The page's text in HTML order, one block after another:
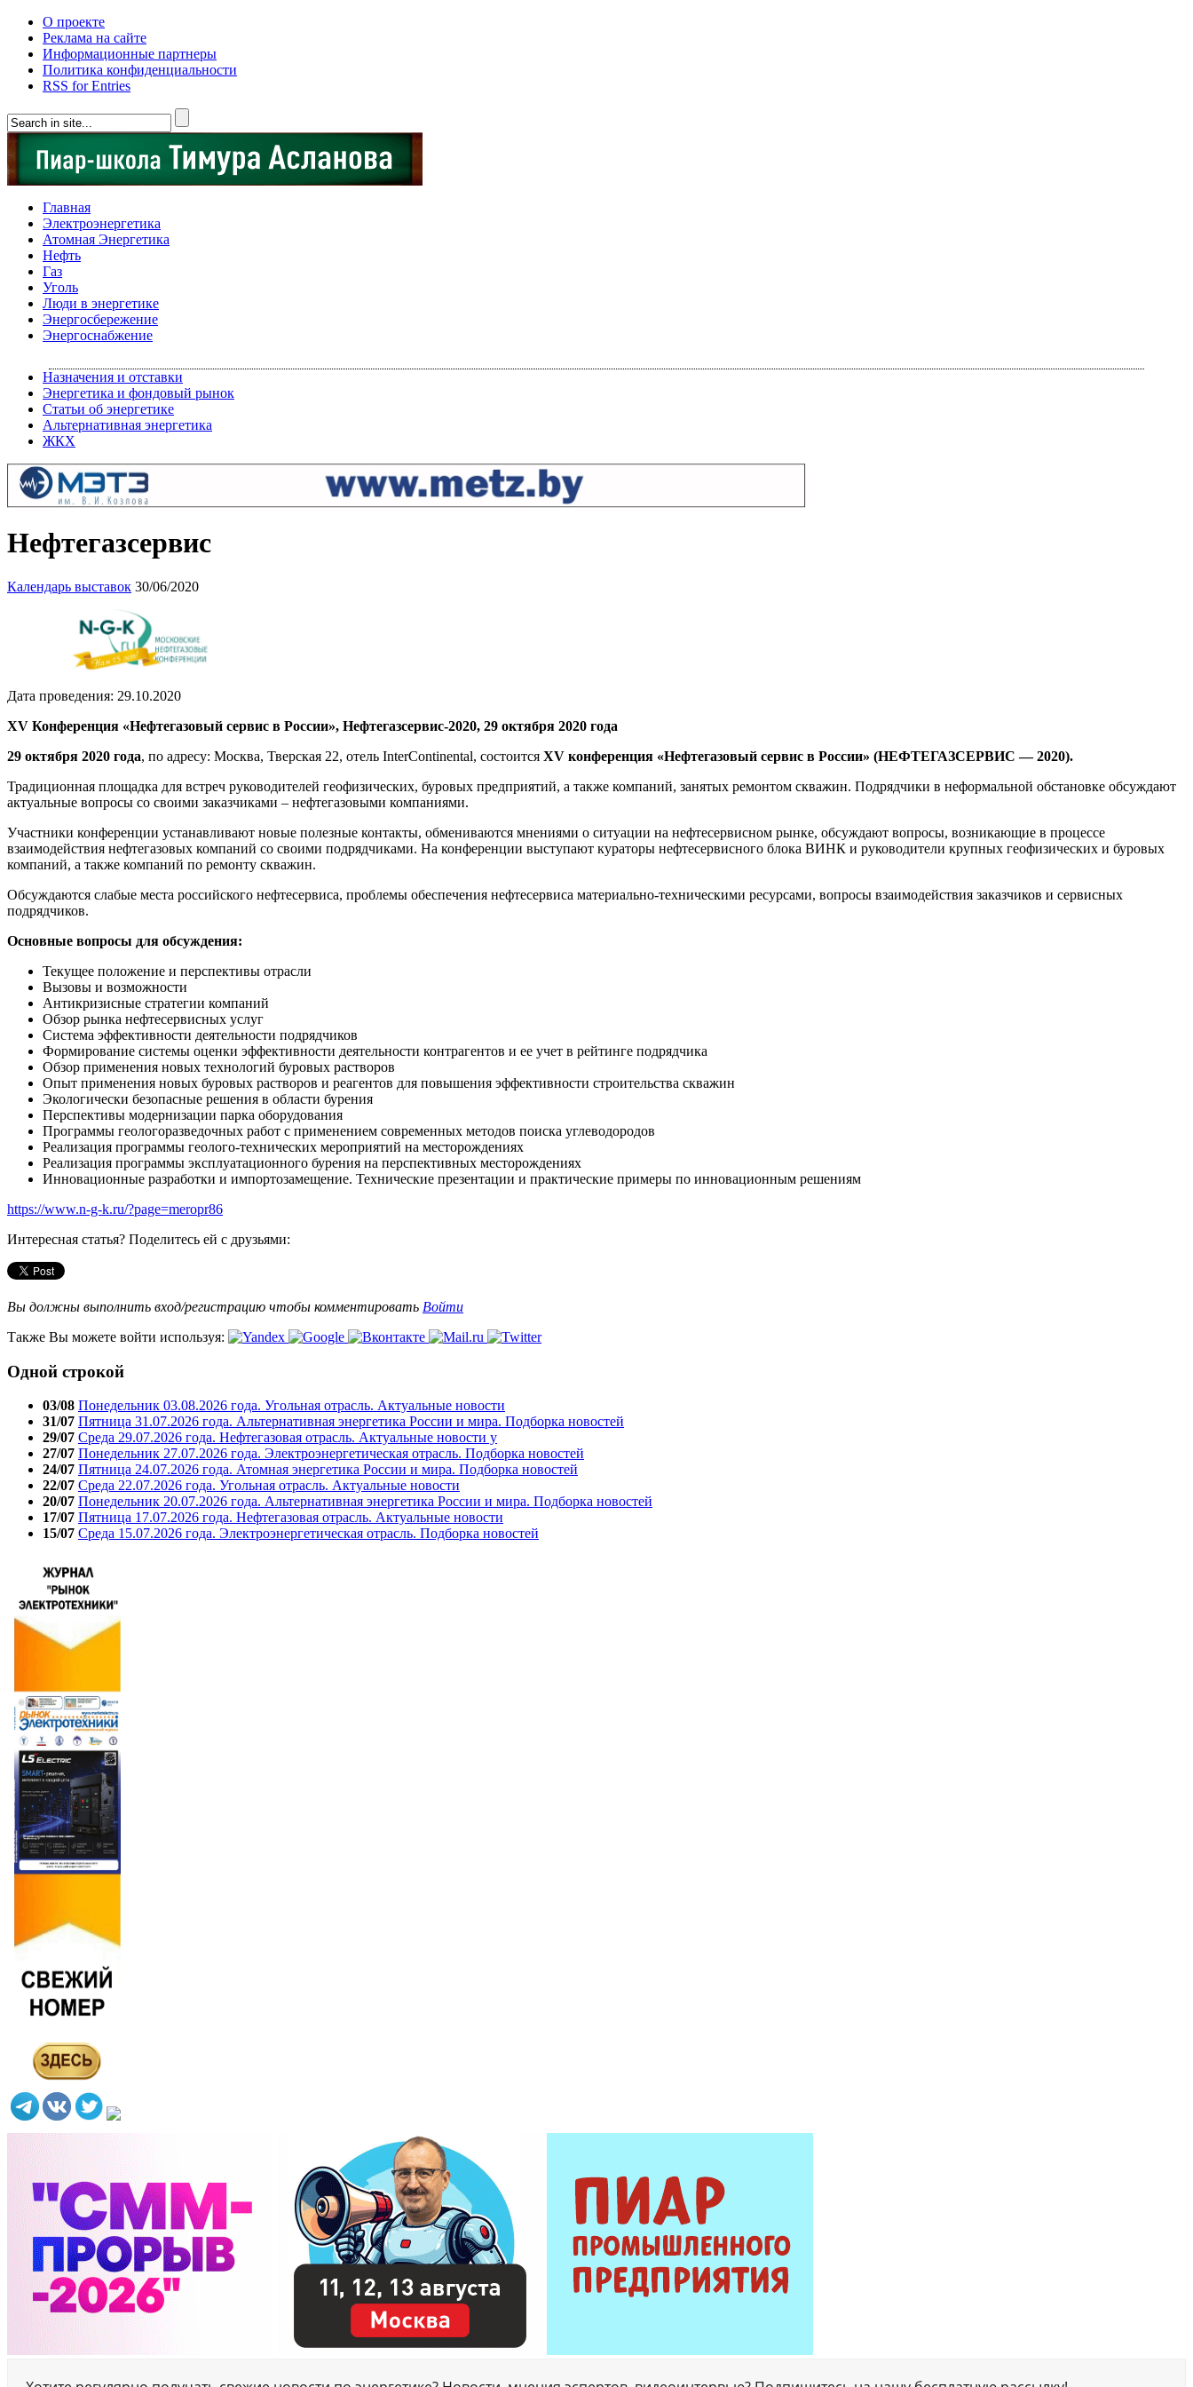
О проекте
Реклама на сайте
Информационные партнеры
Политика конфиденциальности
RSS for Entries
Главная
Электроэнергетика
Атомная Энергетика
Нефть
Газ
Уголь
Люди в энергетике
Энергосбережение
Энергоснабжение
Назначения и отставки
Энергетика и фондовый рынок
Статьи об энергетике
Альтернативная энергетика
ЖКХ
Нефтегазсервис
Календарь выставок 30/06/2020
Дата проведения: 29.10.2020
ХV Конференция «Нефтегазовый сервис в России», Нефтегазсервис-2020, 29 октября 2020 года
29 октября 2020 года, по адресу: Москва, Тверская 22, отель InterContinental, состоится XV конференция «Нефтегазовый сервис в России» (НЕФТЕГАЗСЕРВИС — 2020).
Традиционная площадка для встреч руководителей геофизических, буровых предприятий, а также компаний, занятых ремонтом скважин. Подрядчики в неформальной обстановке обсуждают
актуальные вопросы со своими заказчиками – нефтегазовыми компаниями.
Участники конференции устанавливают новые полезные контакты, обмениваются мнениями о ситуации на нефтесервисном рынке, обсуждают вопросы, возникающие в процессе
взаимодействия нефтегазовых компаний со своими подрядчиками. На конференции выступают кураторы нефтесервисного блока ВИНК и руководители крупных геофизических и буровых
компаний, а также компаний по ремонту скважин.
Обсуждаются слабые места российского нефтесервиса, проблемы обеспечения нефтесервиса материально-техническими ресурсами, вопросы взаимодействия заказчиков и сервисных
подрядчиков.
Основные вопросы для обсуждения:
Текущее положение и перспективы отрасли
Вызовы и возможности
Антикризисные стратегии компаний
Обзор рынка нефтесервисных услуг
Система эффективности деятельности подрядчиков
Формирование системы оценки эффективности деятельности контрагентов и ее учет в рейтинге подрядчика
Обзор применения новых технологий буровых растворов
Опыт применения новых буровых растворов и реагентов для повышения эффективности строительства скважин
Экологически безопасные решения в области бурения
Перспективы модернизации парка оборудования
Программы геологоразведочных работ с применением современных методов поиска углеводородов
Реализация программы геолого-технических мероприятий на месторождениях
Реализация программы эксплуатационного бурения на перспективных месторождениях
Инновационные разработки и импортозамещение. Технические презентации и практические примеры по инновационным решениям
https://www.n-g-k.ru/?page=meropr86
Интересная статья? Поделитесь ей с друзьями:
Вы должны выполнить вход/регистрацию чтобы комментировать Войти
Также Вы можете войти используя:
Одной строкой
03/08 Понедельник 03.08.2026 года. Угольная отрасль. Актуальные новости
31/07 Пятница 31.07.2026 года. Альтернативная энергетика России и мира. Подборка новостей
29/07 Среда 29.07.2026 года. Нефтегазовая отрасль. Актуальные новости у
27/07 Понедельник 27.07.2026 года. Электроэнергетическая отрасль. Подборка новостей
24/07 Пятница 24.07.2026 года. Атомная энергетика России и мира. Подборка новостей
22/07 Среда 22.07.2026 года. Угольная отрасль. Актуальные новости
20/07 Понедельник 20.07.2026 года. Альтернативная энергетика России и мира. Подборка новостей
17/07 Пятница 17.07.2026 года. Нефтегазовая отрасль. Актуальные новости
15/07 Среда 15.07.2026 года. Электроэнергетическая отрасль. Подборка новостей